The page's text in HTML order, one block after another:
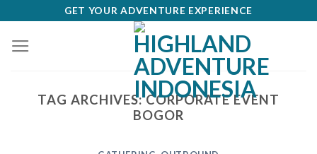
content
GET YOUR ADVENTURE EXPERIENCE
TAG ARCHIVES:CORPORATE EVENT
BOGOR